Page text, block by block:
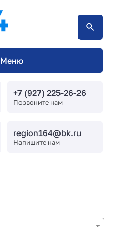
Меню
+7 (927) 225-26-26
Позвоните нам
region164@bk.ru
Напишите нам